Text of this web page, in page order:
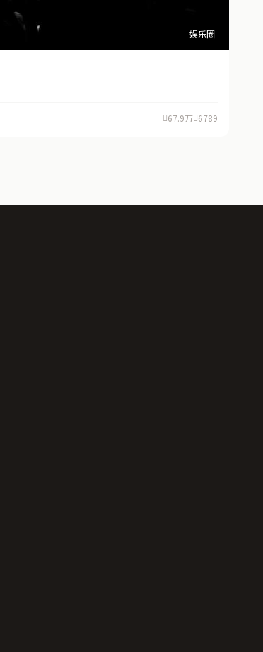
娱乐圈
67.9万 6789